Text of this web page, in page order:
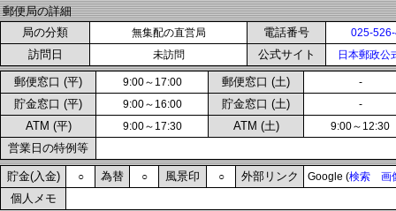
郵便局の詳細
局の分類
無集配の直営局 電話番号 025-
訪問日 未訪問 公式サイト 日本郵政公
郵便窓口 (平) 9:00～17:00 郵便窓口 (土) -
貯金窓口 (平) 9:00～16:00 貯金窓口 (土) -
ATM (平) 9:00～17:30 ATM (土) 9:00～12:30
営業日の特例等
貯金(入金) ○ 為替 ○ 風景印 ○ 外部リンク Google (検索 画
個人メモ